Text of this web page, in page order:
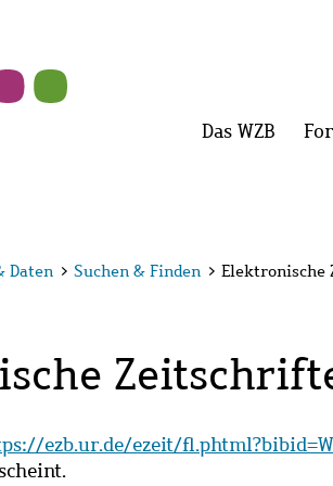
Das WZB Menü
Daten > Suchen & Finden >
ezb.ur.de/ezeit/